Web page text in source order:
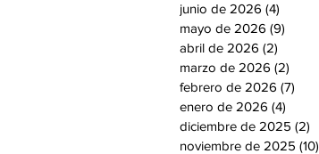
junio de 2026 (4)
mayo de 2026 (9)
abril de 2026 (2)
marzo de 2026 (2)
febrero de 2026 (7)
enero de 2026 (4)
diciembre de 2025 (2)
noviembre de 2025 (10)